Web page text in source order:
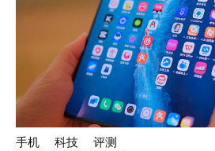
手机 科技 评测